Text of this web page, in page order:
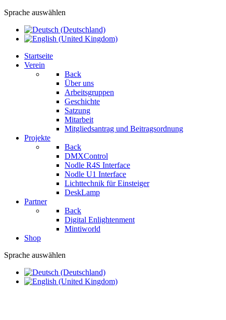
Sprache auswählen
Startseite
Verein
Back
Über uns
Arbeitsgruppen
Geschichte
Satzung
Mitarbeit
Mitgliedsantrag und Beitragsordnung
Projekte
Back
DMXControl
Nodle R4S Interface
Nodle U1 Interface
Lichttechnik für Einsteiger
DeskLamp
Partner
Back
Digital Enlightenment
Mintiworld
Shop
Sprache auswählen